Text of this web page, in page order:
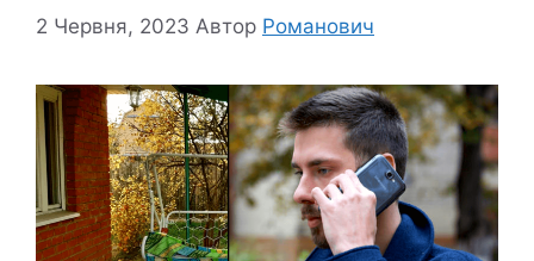
2 Червня, 2023 Автор Романович